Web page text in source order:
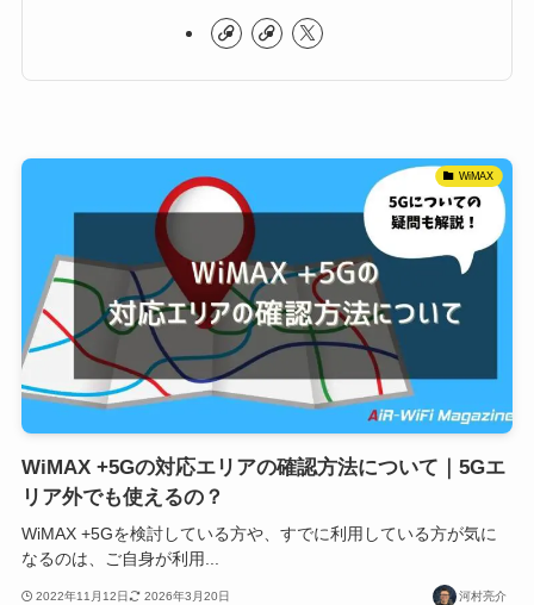
WiMAX
WiMAX +5Gの対応エリアの確認方法について｜5Gエ
リア外でも使えるの？
WiMAX +5Gを検討している方や、すでに利用している方が気に
なるのは、ご自身が利用...
2022年11月12日 2026年3月20日 河村亮介